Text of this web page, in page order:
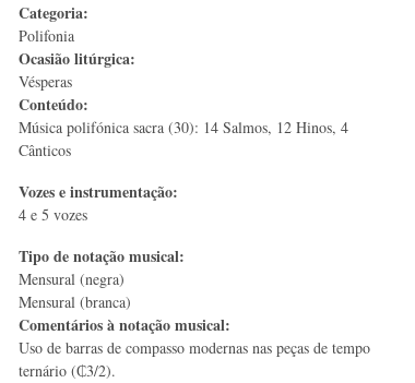
Categoria:
Polifonia
Ocasião litúrgica:
Vésperas
Conteúdo:
Música polifónica sacra (30): 14 Salmos, 12 Hinos, 4
Cânticos
Vozes e instrumentação:
4 e 5 vozes
Tipo de notação musical:
Mensural (negra)
Mensural (branca)
Comentários à notação musical:
Uso de barras de compasso modernas nas peças de tempo
ternário (₵3/2).